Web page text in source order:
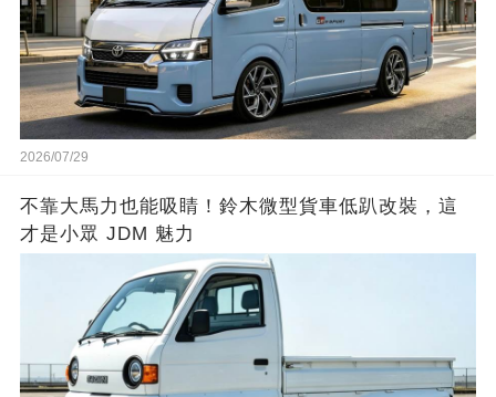
2026/07/29
不靠大馬力也能吸睛！鈴木微型貨車低趴改裝，這
才是小眾 JDM 魅力